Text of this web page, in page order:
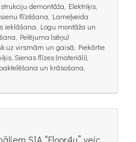
demontāža, Elektriķis,
flīzēšana, Lameļveida
ieklāšana, Logu montāža un
Pelējuma (sēņu)
virsmām un gaisā, Piekārtie
Sienas flīzes (materiāli),
un krāsošana,
SIA “Floor4u” veic